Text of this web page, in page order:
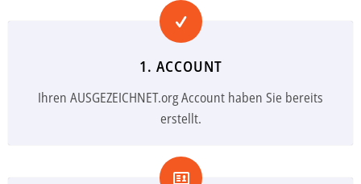
1. ACCOUNT
Ihren AUSGEZEICHNET.org Account haben Sie bereits
erstellt.